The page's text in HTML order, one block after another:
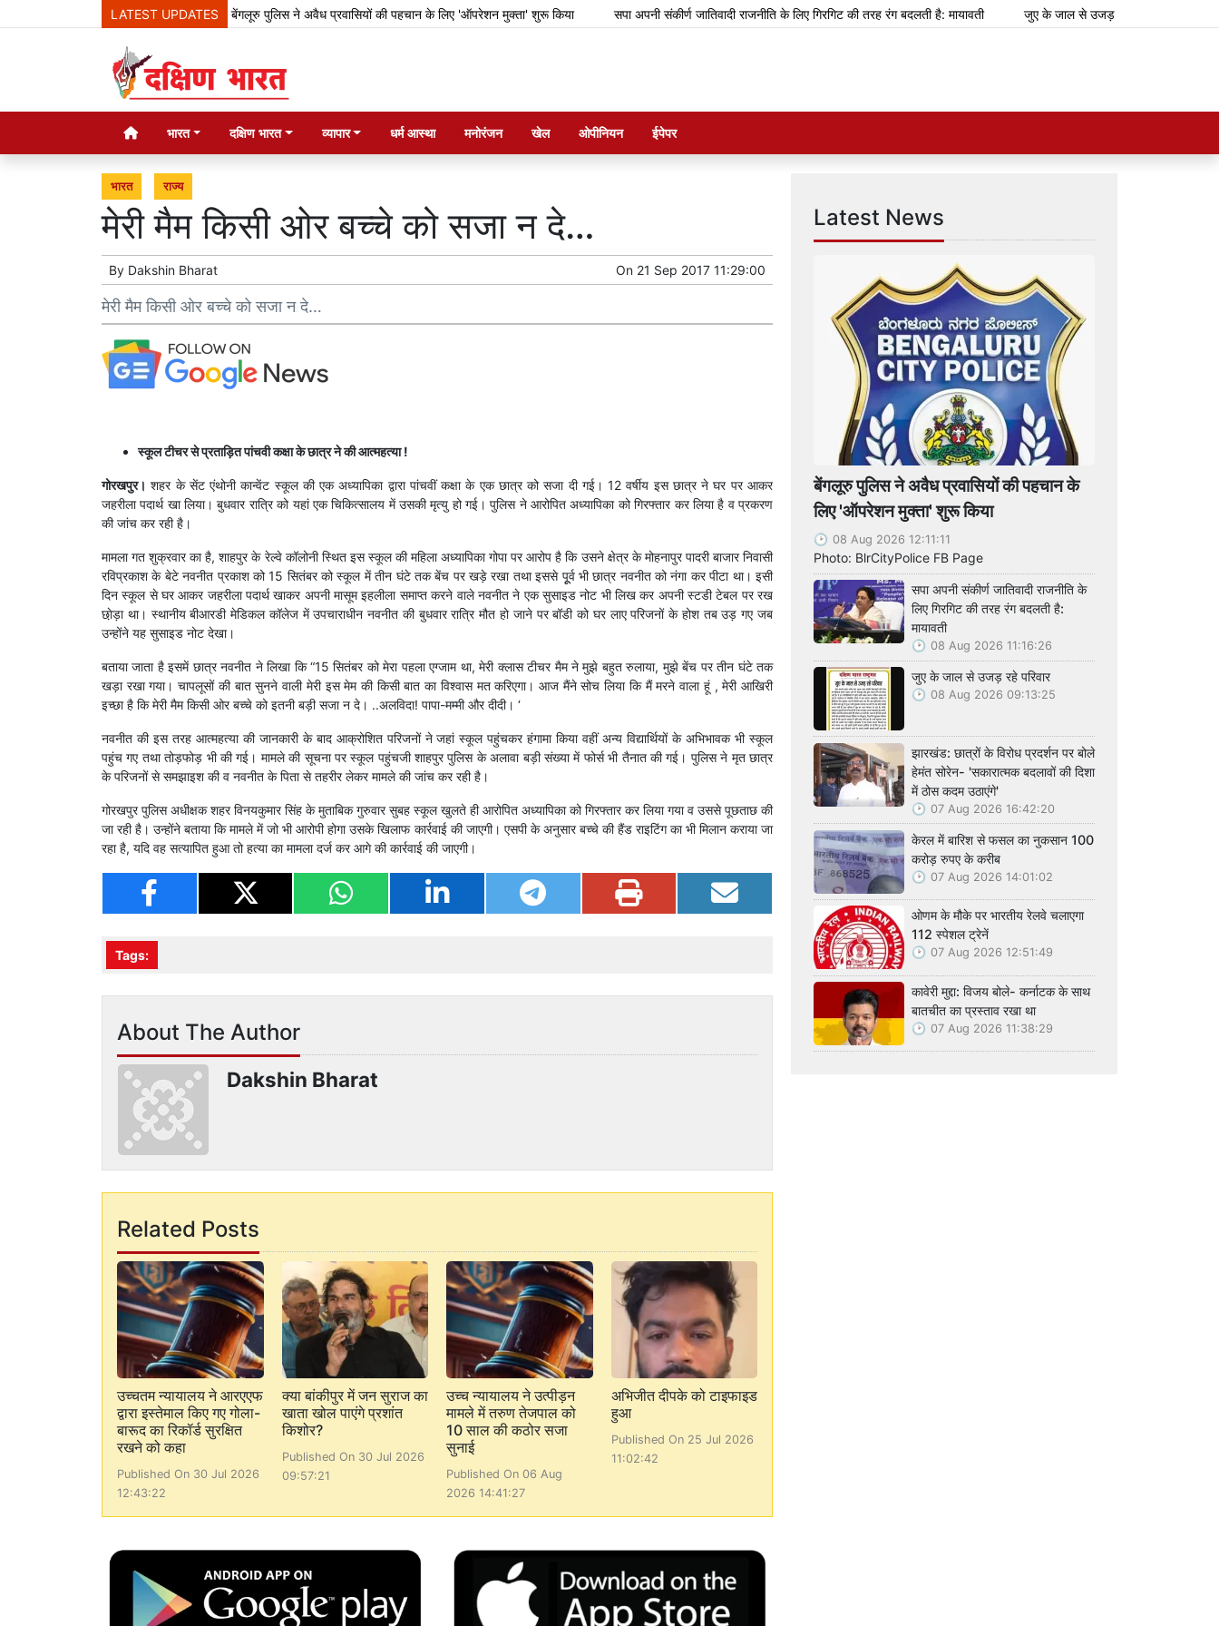
LATEST UPDATESबेंगलूरु पुलिस ने अवैध प्रवासियों की पहचान के लिए 'ऑपरेशन मुक्ता' शुरू किया सपा अपनी संकीर्ण जातिवादी राजनीति के लिए गिरगिट की तरह रंग बदलती है: मायावती जुए के जाल से उजड़ रहे परिवार
भारत दक्षिण भारत व्यापार धर्म आस्था मनोरंजन खेल ओपीनियन ईपेपर
भारत राज्य
मेरी मैम किसी ओर बच्चे को सजा न दे…
By Dakshin Bharat On 21 Sep 2017 11:29:00
मेरी मैम किसी ओर बच्चे को सजा न दे…
स्कूल टीचर से प्रताड़ित पांचवी कक्षा के छात्र ने की आत्महत्या !
गोरखपुर। शहर के सेंट एंथोनी कान्वेंट स्कूल की एक अध्यापिका द्वारा पांचवीं कक्षा के एक छात्र को सजा दी गई। 12 वर्षीय इस छात्र ने घर पर आकर
जहरीला पदार्थ खा लिया। बुधवार रात्रि को यहां एक चिकित्सालय में उसकी मृत्यु हो गई। पुलिस ने आरोपित अध्यापिका को गिरफ्तार कर लिया है व प्रकरण
की जांच कर रही है।
मामला गत शुक्रवार का है, शाहपुर के रेल्वे कॉलोनी स्थित इस स्कूल की महिला अध्यापिका गोपा पर आरोप है कि उसने क्षेत्र के मोहनापुर पादरी बाजार निवासी
रविप्रकाश के बेटे नवनीत प्रकाश को 15 सितंबर को स्कूल में तीन घंटे तक बेंच पर खड़े रखा तथा इससे पूूर्व भी छात्र नवनीत को नंगा कर पीटा था। इसी
दिन स्कूल से घर आकर जहरीला पदार्थ खाकर अपनी मासूम इहलीला समाप्त करने वाले नवनीत ने एक सुसाइड नोट भी लिख कर अपनी स्टडी टेबल पर रख
छा़ेड़ा था। स्थानीय बीआरडी मेडिकल कॉलेज में उपचाराधीन नवनीत की बुधवार रात्रि मौत हो जाने पर बॉडी को घर लाए परिजनों के होश तब उड़ गए जब
उन्होंने यह सुसाइड नोट देखा।
बताया जाता है इसमें छात्र नवनीत ने लिखा कि “15 सितंबर को मेरा पहला एग्जाम था, मेरी क्लास टीचर मैम ने मुझे बहुत रुलाया, मुझे बेंच पर तीन घंटे तक
खड़ा रखा गया। चापलूसों की बात सुनने वाली मेरी इस मेम की किसी बात का विश्वास मत करिएगा। आज मैंने सोच लिया कि मैं मरने वाला हूं , मेरी आखिरी
इच्छा है कि मेरी मैम किसी ओर बच्चे को इतनी बड़ी सजा न दे। ..अलविदा! पापा-मम्मी और दीदी। ‘
नवनीत की इस तरह आत्महत्या की जानकारी के बाद आक्रोशित परिजनों ने जहां स्कूल पहुंचकर हंगामा किया वहीं अन्य विद्यार्थियों के अभिभावक भी स्कूल
पहुंच गए तथा तोड़फोड़ भी की गई। मामले की सूचना पर स्कूल पहुंचजी शाहपुर पुलिस के अलावा बड़ी संख्या में फोर्स भी तैनात की गई। पुलिस ने मृत छात्र
के परिजनों से समझाइश की व नवनीत के पिता से तहरीर लेकर मामले की जांच कर रही है।
गोरखपुर पुलिस अधीक्षक शहर विनयकुमार सिंह के मुताबिक गुरुवार सुबह स्कूल खुलते ही आरोपित अध्यापिका को गिरफ्तार कर लिया गया व उससे पूछताछ की
जा रही है। उन्होंने बताया कि मामले में जो भी आरोपी होगा उसके खिलाफ कार्रवाई की जाएगी। एसपी के अनुसार बच्चे की हैंड राइटिंग का भी मिलान कराया जा
रहा है, यदि वह सत्यापित हुआ तो हत्या का मामला दर्ज कर आगे की कार्रवाई की जाएगी।
Tags:
About The Author
Dakshin Bharat
Related Posts
उच्चतम न्यायालय ने आरएएफ
द्वारा इस्तेमाल किए गए गोला-
बारूद का रिकॉर्ड सुरक्षित
रखने को कहा
Published On 30 Jul 2026
12:43:22
क्या बांकीपुर में जन सुराज का
खाता खोल पाएंगे प्रशांत
किशोर?
Published On 30 Jul 2026
09:57:21
उच्च न्यायालय ने उत्पीड़न
मामले में तरुण तेजपाल को
10 साल की कठोर सजा
सुनाई
Published On 06 Aug
2026 14:41:27
अभिजीत दीपके को टाइफाइड
हुआ
Published On 25 Jul 2026
11:02:42
Latest News
बेंगलूरु पुलिस ने अवैध प्रवासियों की पहचान के
लिए 'ऑपरेशन मुक्ता' शुरू किया
08 Aug 2026 12:11:11
Photo: BlrCityPolice FB Page
सपा अपनी संकीर्ण जातिवादी राजनीति के
लिए गिरगिट की तरह रंग बदलती है:
मायावती
08 Aug 2026 11:16:26
जुए के जाल से उजड़ रहे परिवार
08 Aug 2026 09:13:25
झारखंड: छात्रों के विरोध प्रदर्शन पर बोले
हेमंत सोरेन- 'सकारात्मक बदलावों की दिशा
में ठोस कदम उठाएंगे'
07 Aug 2026 16:42:20
केरल में बारिश से फसल का नुकसान 100
करोड़ रुपए के करीब
07 Aug 2026 14:01:02
ओणम के मौके पर भारतीय रेलवे चलाएगा
112 स्पेशल ट्रेनें
07 Aug 2026 12:51:49
कावेरी मुद्दा: विजय बोले- कर्नाटक के साथ
बातचीत का प्रस्ताव रखा था
07 Aug 2026 11:38:29